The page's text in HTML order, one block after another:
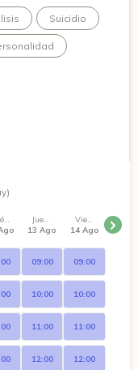
Suicidio
Miércoles
Jueves
13 Ago
09:00
10:00
11:00
12:00
Viernes
14 Ago
09:00
10:00
11:00
12:00